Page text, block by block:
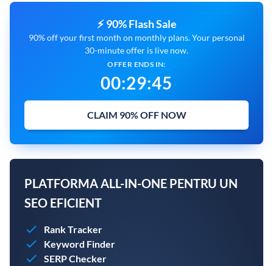
⚡ 90% Flash Sale
90% off your first month on monthly plans. Your personal
30-minute offer is live now.
OFFER ENDS IN:
00:29:43
CLAIM 90% OFF NOW
PLATFORMA ALL-IN-ONE PENTRU UN
SEO EFICIENT
Rank Tracker
Keyword Finder
SERP Checker